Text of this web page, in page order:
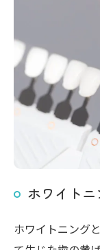
ホワイト
ホワイトニング